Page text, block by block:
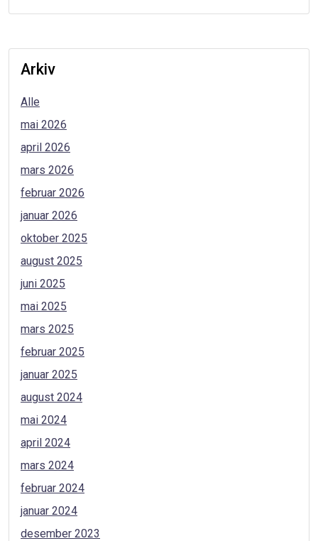
Arkiv
Alle
mai 2026
april 2026
mars 2026
februar 2026
januar 2026
oktober 2025
august 2025
juni 2025
mai 2025
mars 2025
februar 2025
januar 2025
august 2024
mai 2024
april 2024
mars 2024
februar 2024
januar 2024
desember 2023